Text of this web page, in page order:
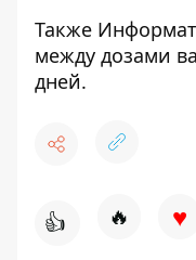
Также
между дозами
дней.
👍 🔥 ♥